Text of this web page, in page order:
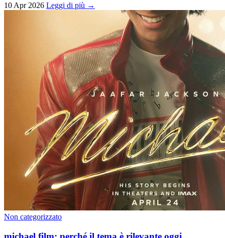
10 Apr 2026 Leggi di più →
Non categorizzato